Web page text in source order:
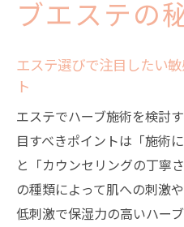
ブエステの
エステ選びで注目したい
ト
エステでハーブ施術を検討
目すべきポイントは「施術
と「カウンセリングの丁寧
の種類によって肌への刺激
低刺激で保湿力の高いハー